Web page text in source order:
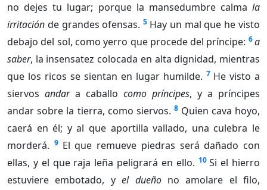
no dejes tu lugar; porque la mansedumbre calma la
irritación de grandes ofensas. 5 Hay un mal que he visto
debajo del sol, como yerro que procede del príncipe: 6a
saber, la insensatez colocada en alta dignidad, mientras
que los ricos se sientan en lugar humilde. 7 He visto a
siervos andara caballo como príncipes, y a príncipes
andar sobre la tierra, como siervos. 8 Quien cava hoyo,
caerá en él; y al que aportilla vallado, una culebra le
morderá. 9 El que remueve piedras será dañado con
ellas, y el que raja leña peligrará en ello. 10 Si el hierro
estuviere embotado, yel dueñono amolare el filo,